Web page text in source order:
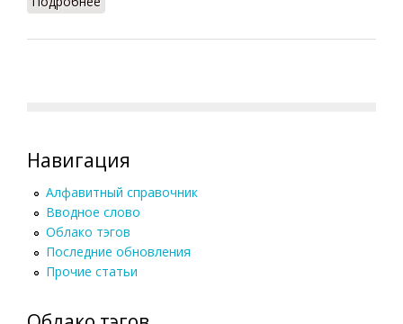
Навигация
Алфавитный справочник
Вводное слово
Облако тэгов
Последние обновления
Прочие статьи